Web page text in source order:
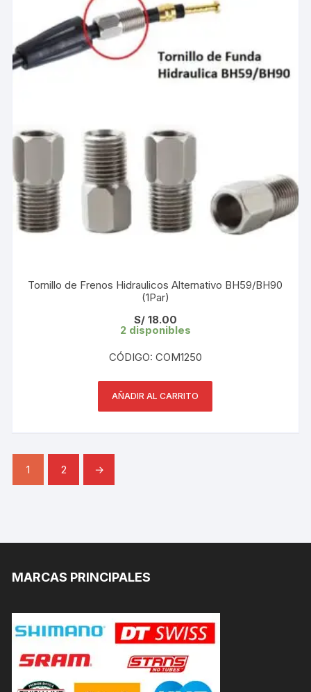
Tornillo de Frenos Hidraulicos Alternativo BH59/BH90
(1Par)
S/18.00
2 disponibles
CÓDIGO: COM1250
AÑADIR AL CARRITO
1 2 →
MARCAS PRINCIPALES